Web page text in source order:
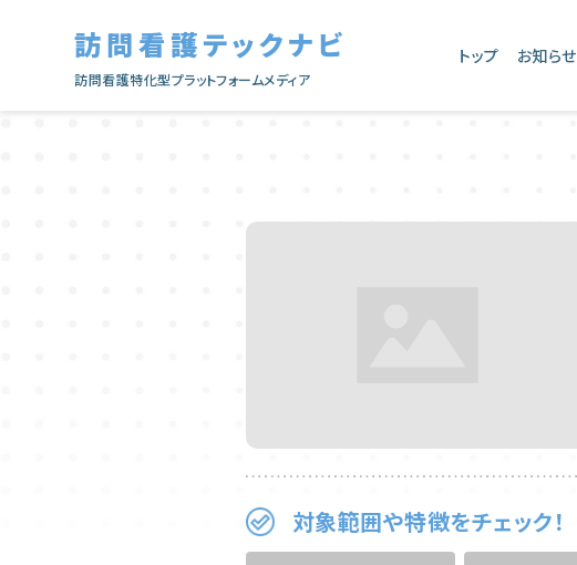
訪問看護テックナビ
訪問看護特化型プラットフォームメディア
トップ お知らせ
対象範囲や特徴をチェック！